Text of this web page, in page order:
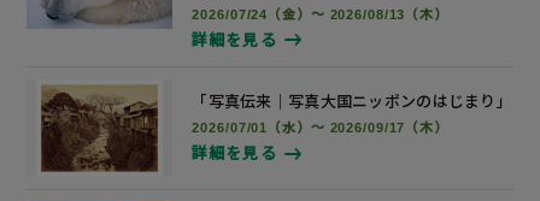
2026/07/24（金）～ 2026/08/13（木）
詳細を見る
「写真伝来｜写真大国ニッポンのはじまり」
2026/07/01（水）～ 2026/09/17（木）
詳細を見る